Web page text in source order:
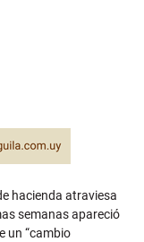
hacienda atraviesa
semanas apareció
un “cambio